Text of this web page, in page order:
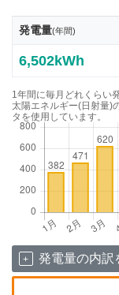
発電量(年間)
6,502kWh
1年間に毎月どれくらい
太陽エネルギー(日射量)
タを使用しています。
発電量の内訳